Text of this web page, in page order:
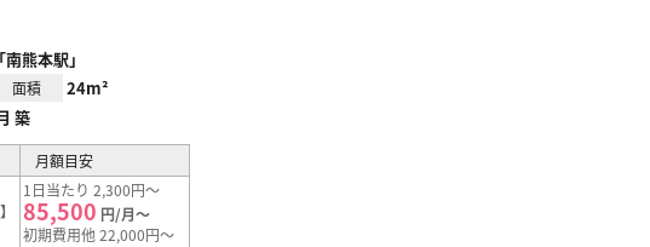
熊本駅」
面積 24m²
築
月額目安
1日当たり 2,300円～
85,500 円/月～
初期費用他 22,000円～